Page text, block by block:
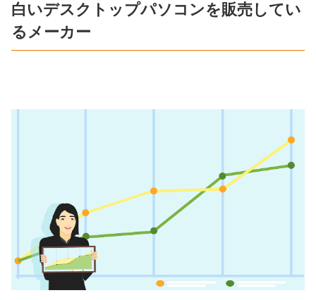
白いデスクトップパソコンを販売してい
るメーカー